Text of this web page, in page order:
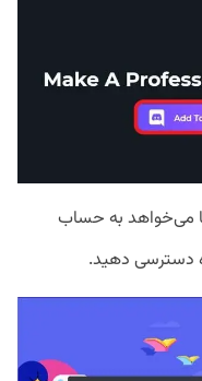
می‌خواهد به‌ حساب